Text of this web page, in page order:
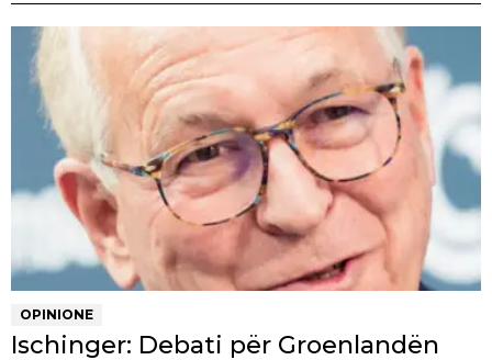
OPINIONE
Ischinger: Debati për Groenlandën